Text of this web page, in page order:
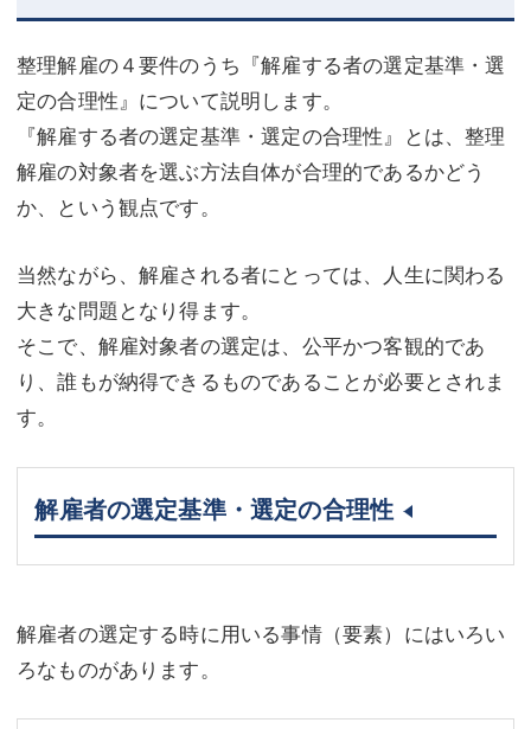
整理解雇の４要件のうち『解雇する者の選定基準・選
定の合理性』について説明します。
『解雇する者の選定基準・選定の合理性』とは、整理
解雇の対象者を選ぶ方法自体が合理的であるかどう
か、という観点です。
当然ながら、解雇される者にとっては、人生に関わる
大きな問題となり得ます。
そこで、解雇対象者の選定は、公平かつ客観的であ
り、誰もが納得できるものであることが必要とされま
す。
解雇者の選定基準・選定の合理性
解雇者の選定する時に用いる事情（要素）にはいろい
ろなものがあります。